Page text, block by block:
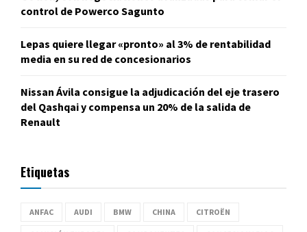
control de Powerco Sagunto
Lepas quiere llegar «pronto» al 3% de rentabilidad
media en su red de concesionarios
Nissan Ávila consigue la adjudicación del eje trasero
del Qashqai y compensa un 20% de la salida de
Renault
Etiquetas
ANFAC AUDI BMW CHINA CITROËN